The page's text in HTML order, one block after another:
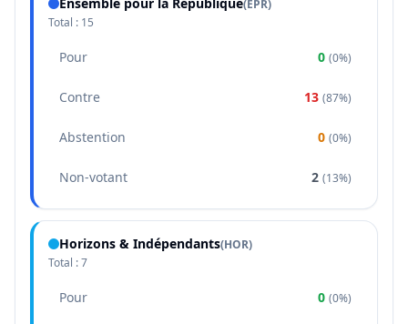
(EPR)
Total : 15
Pour 0 (0%)
Contre 13 (87%)
Abstention 0 (0%)
Non-votant 2 (13%)
Horizons & Indépendants(HOR)
Total :7
Pour 0 (0%)